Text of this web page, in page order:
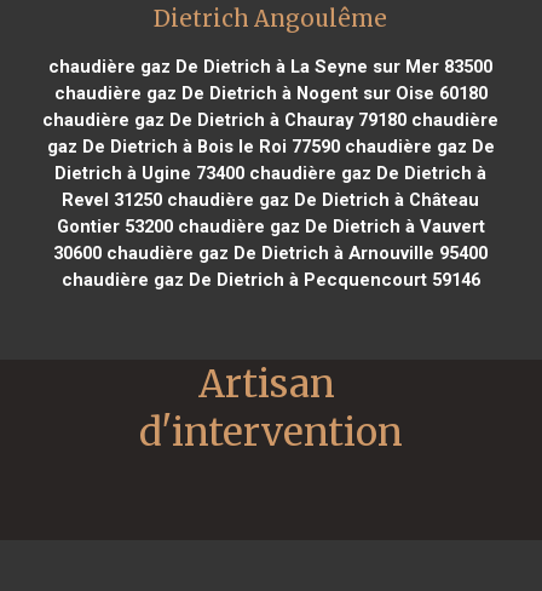
Dietrich Angoulême
chaudière gaz De Dietrich à La Seyne sur Mer 83500
chaudière gaz De Dietrich à Nogent sur Oise 60180
chaudière gaz De Dietrich à Chauray 79180 chaudière
gaz De Dietrich à Bois le Roi 77590chaudière gaz De
Dietrich à Ugine 73400 chaudière gaz De Dietrich à
Revel 31250 chaudière gaz De Dietrich à Château
Gontier 53200chaudière gaz De Dietrich à Vauvert
30600 chaudière gaz De Dietrich à Arnouville 95400
chaudière gaz De Dietrich à Pecquencourt 59146
Artisan
d'intervention